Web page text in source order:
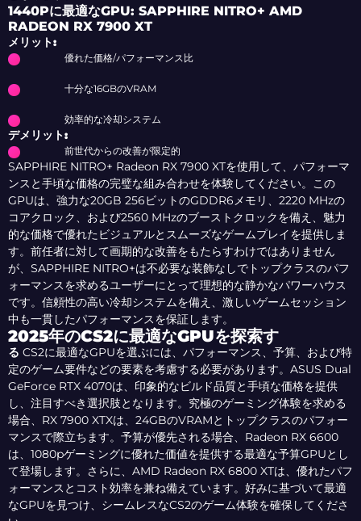
1440Pに最適なGPU: SAPPHIRE NITRO+ AMD
RADEON RX 7900 XT
メリット:
優れた価格/パフォーマンス比
十分な16GBのVRAM
効率的な冷却システム
デメリット:
前世代からの改善が限定的
SAPPHIRE NITRO+ Radeon RX 7900 XTを使用して、パフォーマ
ンスと手頃な価格の完璧な組み合わせを体験してください。この
GPUは、強力な20GB 256ビットのGDDR6メモリ、2220 MHzの
コアクロック、および2560 MHzのブーストクロックを備え、魅力
的な価格で優れたビジュアルとスムーズなゲームプレイを提供しま
す。前任者に対して画期的な改善をもたらすわけではありません
が、SAPPHIRE NITRO+は不必要な装飾なしでトップクラスのパフ
ォーマンスを求めるユーザーにとって理想的な静かなパワーハウス
です。信頼性の高い冷却システムを備え、激しいゲームセッション
中も一貫したパフォーマンスを保証します。
2025年のCS2に最適なGPUを探索す
る CS2に最適なGPUを選ぶには、パフォーマンス、予算、および特
定のゲーム要件などの要素を考慮する必要があります。ASUS Dual
GeForce RTX 4070は、印象的なビルド品質と手頃な価格を提供
し、注目すべき選択肢となります。究極のゲーミング体験を求める
場合、RX 7900 XTXは、24GBのVRAMとトップクラスのパフォー
マンスで際立ちます。予算が優先される場合、Radeon RX 6600
は、1080pゲーミングに優れた価値を提供する最適な予算GPUとし
て登場します。さらに、AMD Radeon RX 6800 XTは、優れたパフ
ォーマンスとコスト効率を兼ね備えています。好みに基づいて最適
なGPUを見つけ、シームレスなCS2のゲーム体験を確保してくださ